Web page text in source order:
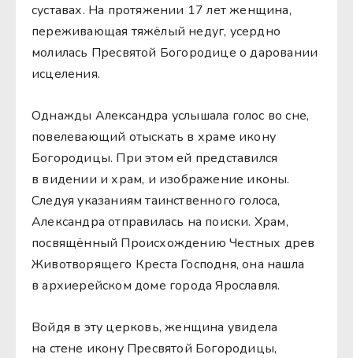
суставах. На протяжении 17 лет женщина,
переживающая тяжёлый недуг, усердно
молилась Пресвятой Богородице о даровании
исцеления.
Однажды Александра услышала голос во сне,
повелевающий отыскать в храме икону
Богородицы. При этом ей представился
в видении и храм, и изображение иконы.
Следуя указаниям таинственного голоса,
Александра отправилась на поиски. Храм,
посвящённый Происхождению Честных древ
Животворящего Креста Господня, она нашла
в архиерейском доме города Ярославля.
Войдя в эту церковь, женщина увидела
на стене икону Пресвятой Богородицы,